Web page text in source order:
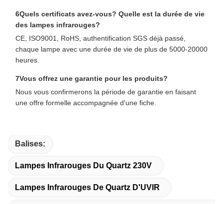
6Quels certificats avez-vous? Quelle est la durée de vie
des lampes infrarouges?
CE, ISO9001, RoHS, authentification SGS déjà passé,
chaque lampe avec une durée de vie de plus de 5000-20000
heures.
7Vous offrez une garantie pour les produits?
Nous vous confirmerons la période de garantie en faisant
une offre formelle accompagnée d'une fiche.
Balises:
Lampes Infrarouges Du Quartz 230V
Lampes Infrarouges De Quartz D'UVIR